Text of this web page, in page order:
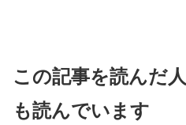
この記事を読んだ
も読んでいます